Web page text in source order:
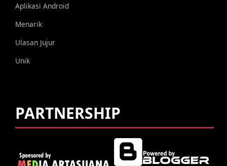
Aplikasi Android
Menarik
Ulasan Jujur
Unik
PARTNERSHIP